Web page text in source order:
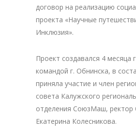
договор на реализацию
проекта «Научные
Инклюзия».
Проект создавался 4 месяца
командой г. Обнинска, в
приняла участие и член
совета Калужского
отделения СоюзМаш, ректор
Екатерина Колесникова.